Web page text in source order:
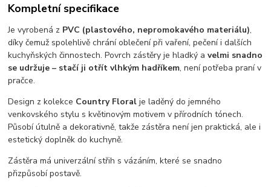
Kompletní specifikace
Je vyrobená z PVC (plastového, nepromokavého materiálu),
díky čemuž spolehlivě chrání oblečení při vaření, pečení i dalších
kuchyňských činnostech. Povrch zástěry je hladký avelmi snadno
se udržuje – stačí ji otřít vlhkým hadříkem, není potřeba praní v
pračce.
Design z kolekce Country Floral je laděný do jemného
venkovského stylu s květinovým motivem v přírodních tónech.
Působí útulně a dekorativně, takže zástěra není jen praktická, ale i
estetický doplněk do kuchyně.
Zástěra má univerzální střih s vázáním, které se snadno
přizpůsobí postavě.